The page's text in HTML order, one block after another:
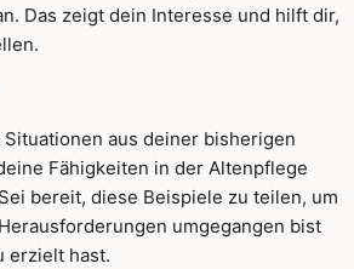
Das zeigt dein Interesse und hilft dir,
aus deiner bisherigen
Fähigkeiten in der Altenpflege
bereit, diese Beispiele zu teilen, um
umgegangen bist
erzielt hast.